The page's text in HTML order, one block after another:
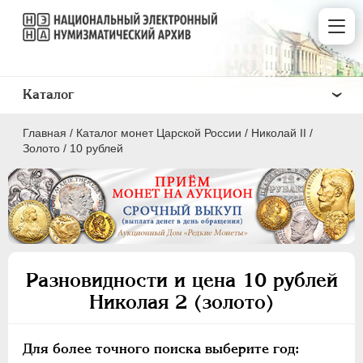
Главная / Каталог монет Царской России / Николай II /
Золото / 10 рублей
Разновидности и цена 10 рублей
Николая 2 (золото)
Для более точного поиска выберите год:
Каталог
ПEТР I 1699 - 1725
ПЕТР II 1727-1729
АННА ИОАННОВНА 1730-1740
ЕЛИЗАВЕТА 1741-1762